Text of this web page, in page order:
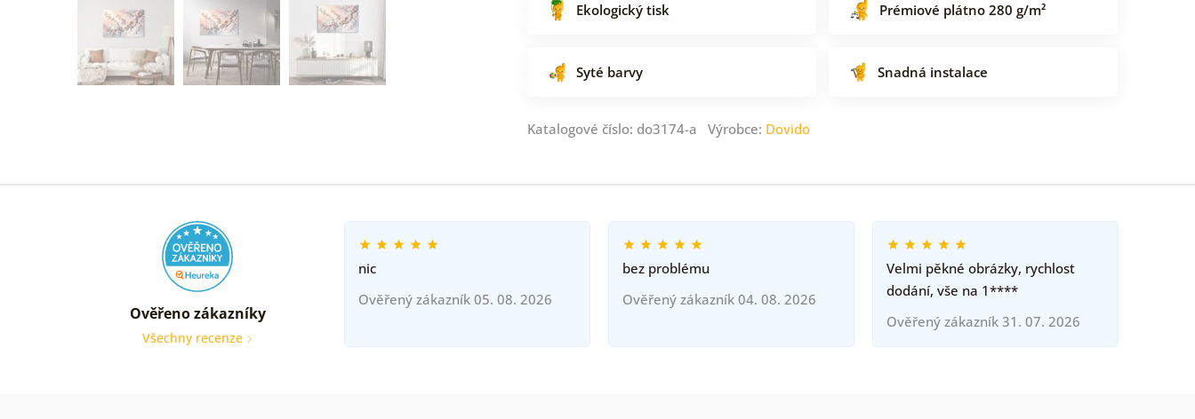
Ekologický tisk Prémiové plátno 280 g/m²
Syté barvy Snadná instalace
Katalogové číslo: do3174-a Výrobce: Dovido
Ověřeno zákazníky
Všechny recenze
nic
Ověřený zákazník 05. 08. 2026
bez problému
Ověřený zákazník 04. 08. 2026
Velmi pěkné obrázky, rychlost
dodání, vše na 1****
Ověřený zákazník 31. 07. 2026